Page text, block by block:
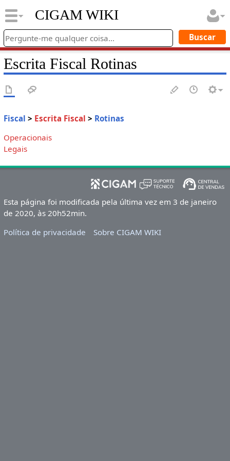
CIGAM WIKI
Escrita Fiscal Rotinas
Fiscal > Escrita Fiscal > Rotinas
Operacionais
Legais
Esta página foi modificada pela última vez em 3 de janeiro
de 2020, às 20h52min.
Política de privacidade
Sobre CIGAM WIKI